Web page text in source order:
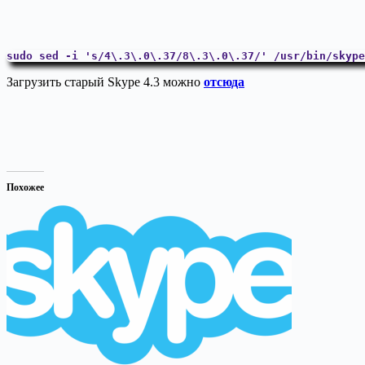
Загрузить старый Skype 4.3 можно отсюда
Похожее